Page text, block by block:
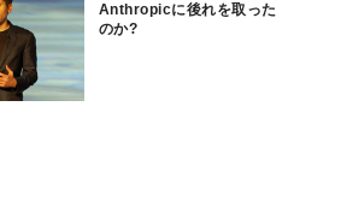
Anthropicに後れを取った
のか?